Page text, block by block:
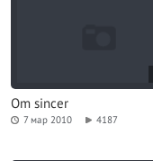
Om sincer
7 мар 2010 4187